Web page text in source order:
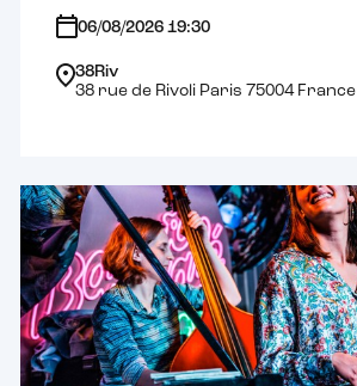
06/08/2026 19:30
38Riv
38 rue de Rivoli Paris 75004 France